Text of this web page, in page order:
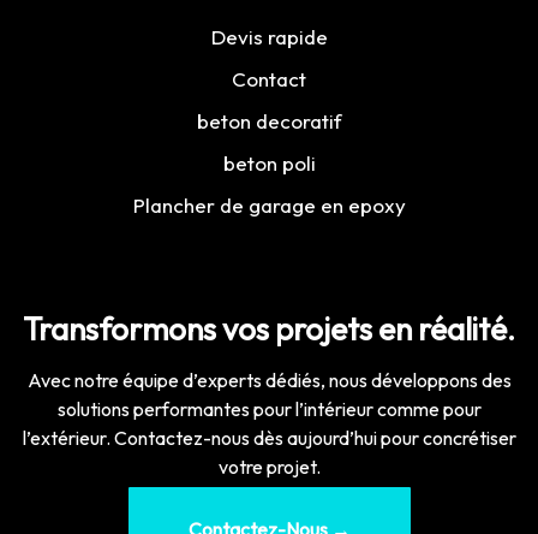
Devis rapide
Contact
beton decoratif
beton poli
Plancher de garage en epoxy
Transformons vos projets en réalité.
Avec notre équipe d’experts dédiés, nous développons des
solutions performantes pour l’intérieur comme pour
l’extérieur. Contactez-nous dès aujourd’hui pour concrétiser
votre projet.
Contactez-Nous →